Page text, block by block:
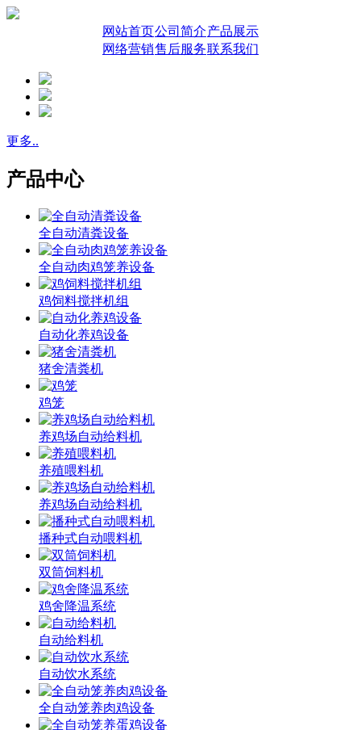
网站首页公司简介产品展示
网络营销售后服务联系我们
更多..
产品中心
全自动清粪设备
全自动肉鸡笼养设备
鸡饲料搅拌机组
自动化养鸡设备
猪舍清粪机
鸡笼
养鸡场自动给料机
养殖喂料机
养鸡场自动给料机
播种式自动喂料机
双筒饲料机
鸡舍降温系统
自动给料机
自动饮水系统
全自动笼养肉鸡设备